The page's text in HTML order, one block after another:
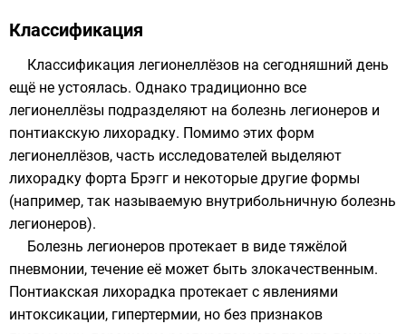
Классификация
Классификация легионеллёзов на сегодняшний день
ещё не устоялась. Однако традиционно все
легионеллёзы подразделяют на болезнь легионеров и
понтиакскую лихорадку. Помимо этих форм
легионеллёзов, часть исследователей выделяют
лихорадку форта Брэгг и некоторые другие формы
(например, так называемую внутрибольничную болезнь
легионеров).
Болезнь легионеров протекает в виде тяжёлой
пневмонии, течение её может быть злокачественным.
Понтиакская лихорадка протекает с явлениями
интоксикации, гипертермии, но без признаков